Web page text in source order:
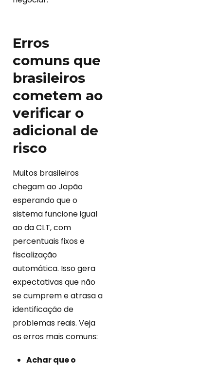
Erros
comuns que
brasileiros
cometem ao
verificar o
adicional de
risco
Muitos brasileiros
chegam ao Japão
esperando que o
sistema funcione igual
ao da CLT, com
percentuais fixos e
fiscalização
automática. Isso gera
expectativas que não
se cumprem e atrasa a
identificação de
problemas reais. Veja
os erros mais comuns:
Achar que o